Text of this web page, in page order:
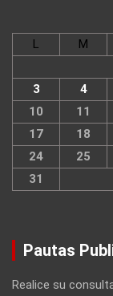
L M
3
4
10
11
17
18
24
25
31
Pautas
Realice su